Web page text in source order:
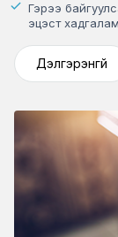
Гэрээ
эцэст
Дэлгэрэнгүй